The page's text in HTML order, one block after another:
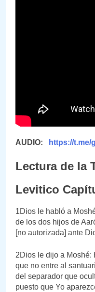
AUDIO: https://t.me/
Lectura de la
Levitico
1Dios le habló a
de los dos hijos de
[no autorizada] ante
2Dios le dijo a Moshé:
que no entre al
del separador que
puesto que Yo